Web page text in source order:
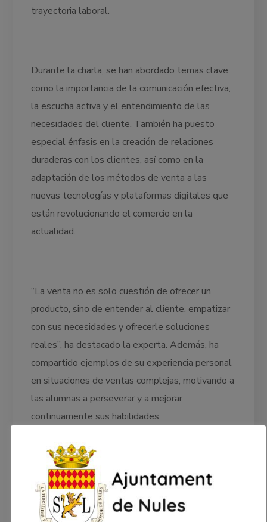
trayectoria laboral.
Durante la charla, se han abordado temas clave
como la importancia de la comunicación efectiva,
la escucha activa y el entendimiento de las
necesidades del cliente. También ha puesto
especial énfasis en la creación de relaciones
duraderas con los clientes, así como en la
adaptación de los métodos de venta a las
nuevas tecnologías y plataformas digitales que
están revolucionando el comercio en la
actualidad.
“La venta no es solo cuestión de ofrecer un
producto, sino de entender al cliente, empatizar
con sus necesidades y ofrecerle soluciones
reales”, ha destacado la experta. Además, ha
compartido ejemplos de su experiencia personal
en situaciones de ventas complejas, motivando a
las alumnas a perseverar y a mejorar
continuamente sus habilidades.
La participación de las alumnas ha sido muy
activa, con preguntas sobre las mejores
estrategias para abordar clientes difíciles, cómo